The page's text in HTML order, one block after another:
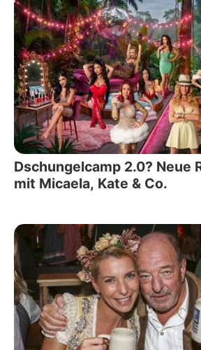
Dschungelcamp 2.0? Neue
mit Micaela, Kate & Co.